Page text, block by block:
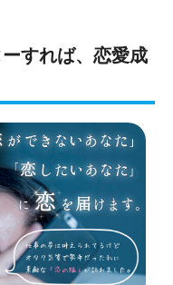
すれば、恋愛成